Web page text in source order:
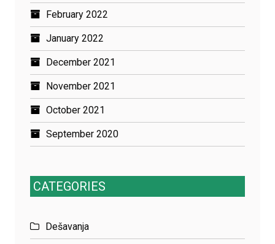
February 2022
January 2022
December 2021
November 2021
October 2021
September 2020
CATEGORIES
Dešavanja